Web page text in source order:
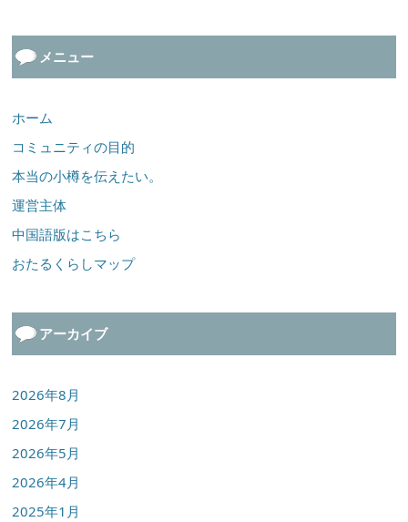
メニュー
ホーム
コミュニティの目的
本当の小樽を伝えたい。
運営主体
中国語版はこちら
おたるくらしマップ
アーカイブ
2026年8月
2026年7月
2026年5月
2026年4月
2025年1月